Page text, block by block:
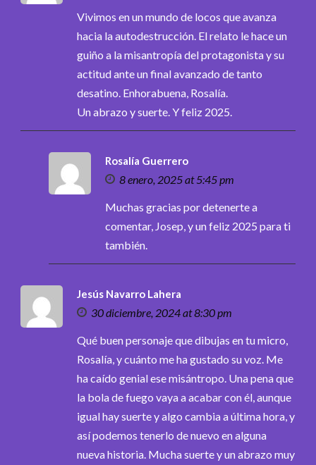
Vivimos en un mundo de locos que avanza
hacia la autodestrucción. El relato le hace un
guiño a la misantropía del protagonista y su
actitud ante un final avanzado de tanto
desatino. Enhorabuena, Rosalía.
Un abrazo y suerte. Y feliz 2025.
Rosalía Guerrero
8 enero, 2025 at 5:45 pm
Muchas gracias por detenerte a
comentar, Josep, y un feliz 2025 para ti
también.
Jesús Navarro Lahera
30 diciembre, 2024 at 8:30 pm
Qué buen personaje que dibujas en tu micro,
Rosalía, y cuánto me ha gustado su voz. Me
ha caído genial ese misántropo. Una pena que
la bola de fuego vaya a acabar con él, aunque
igual hay suerte y algo cambia a última hora, y
así podemos tenerlo de nuevo en alguna
nueva historia. Mucha suerte y un abrazo muy